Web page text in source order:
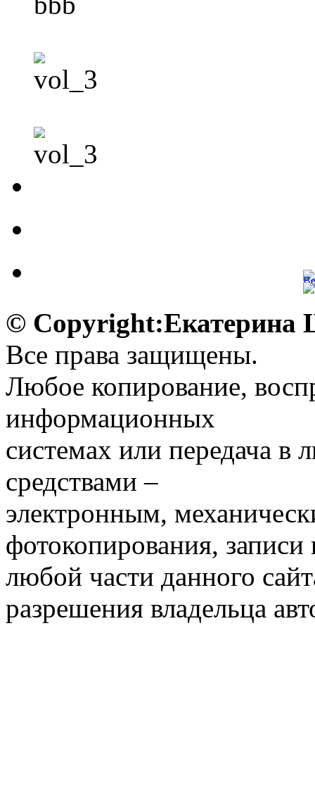
© Copyright:Екатерина
Все права защищены.
Любое копирование,
информационных
системах или передача
средствами –
электронным,
фотокопирования,
любой части данного
разрешения владельца